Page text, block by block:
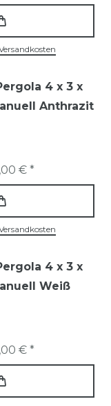
4 x 3 x
Anthrazit
€ *
4 x 3 x
Weiß
€ *